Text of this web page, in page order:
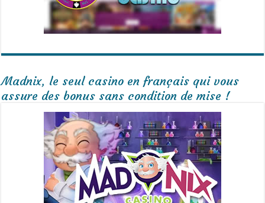
Madnix, le seul casino en français qui vous
assure des bonus sans condition de mise !